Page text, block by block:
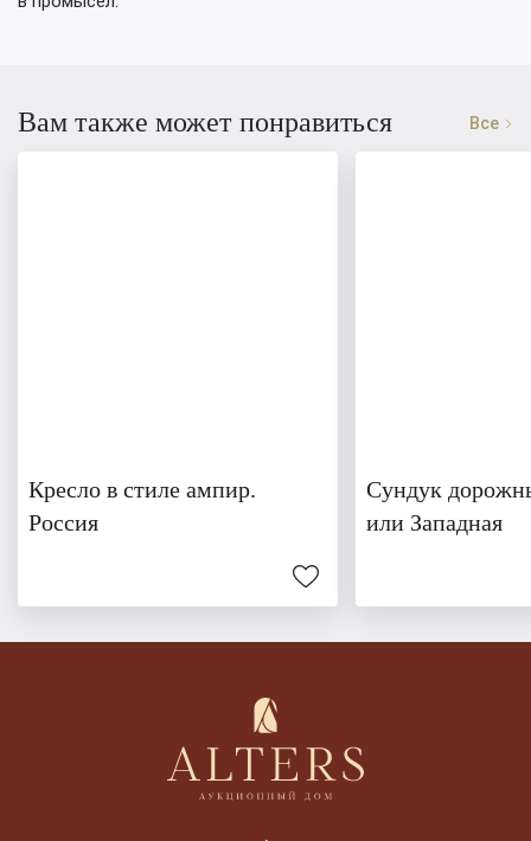
Вам также может понравиться Все
Кресло в стиле ампир.
Россия
Сундук
или Западная